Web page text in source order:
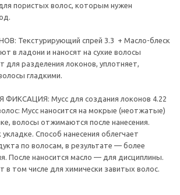
пористых волос, которым нужен
Текстурирующий спрей 3.3 + Масло-блеск
в ладони и наносят на сухие волосы
для разделения локонов, уплотняет,
гладкими.
Мусс для создания локонов 4.22
Мусс наносится на мокрые (неотжатые)
волосы отжимаются после нанесения.
Способ нанесения облегчает
по волосам, в результате — более
После наносится масло — для дисциплины.
в том числе для химически завитых волос.